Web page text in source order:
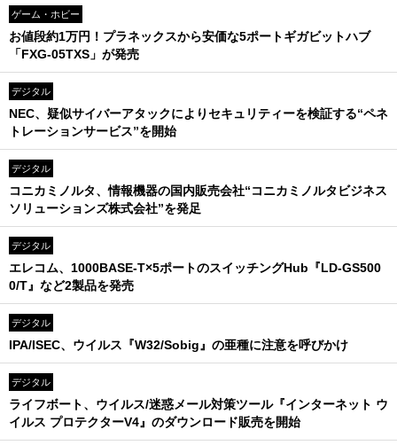
ゲーム・ホビー
お値段約1万円！プラネックスから安価な5ポートギガビットハブ
「FXG-05TXS」が発売
デジタル
NEC、疑似サイバーアタックによりセキュリティーを検証する“ペネ
トレーションサービス”を開始
デジタル
コニカミノルタ、情報機器の国内販売会社“コニカミノルタビジネス
ソリューションズ株式会社”を発足
デジタル
エレコム、1000BASE-T×5ポートのスイッチングHub『LD-GS500
0/T』など2製品を発売
デジタル
IPA/ISEC、ウイルス『W32/Sobig』の亜種に注意を呼びかけ
デジタル
ライフボート、ウイルス/迷惑メール対策ツール『インターネット ウ
イルス プロテクターV4』のダウンロード販売を開始